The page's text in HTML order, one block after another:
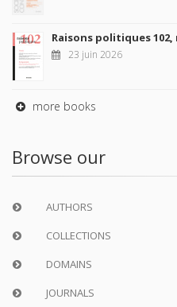
Raisons politiques 102,
23 juin 2026
more books
Browse our
AUTHORS
COLLECTIONS
DOMAINS
JOURNALS